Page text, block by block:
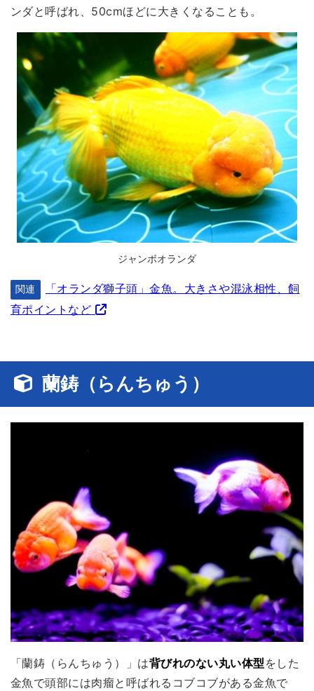
ンダと呼ばれ、50cmほどに大きくなることも。
ジャンボオランダ
関連
「オランダ獅子頭」金魚。大きさや混泳相性、飼
育ポイントなど
蘭鋳（らんちゅう）
「蘭鋳（らんちゅう）」は背びれのない丸い体型 をした
金魚で頭部には肉瘤と呼ばれるコブコブがある金魚で